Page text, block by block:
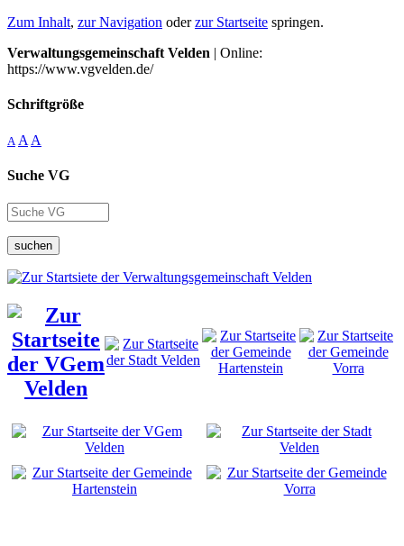
Zum Inhalt, zur Navigation oderzur Startseite springen.
Verwaltungsgemeinschaft Velden | Online:
https://www.vgvelden.de/
Schriftgröße
A A A
Suche VG
suchen